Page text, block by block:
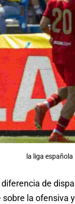
la liga
de
la ofensiva